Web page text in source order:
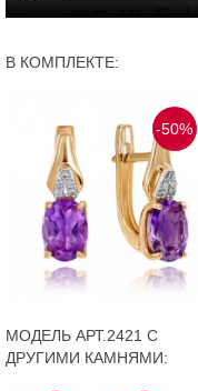
В КОМПЛЕКТЕ:
-50%
МОДЕЛЬ АРТ.2421 С
ДРУГИМИ КАМНЯМИ: